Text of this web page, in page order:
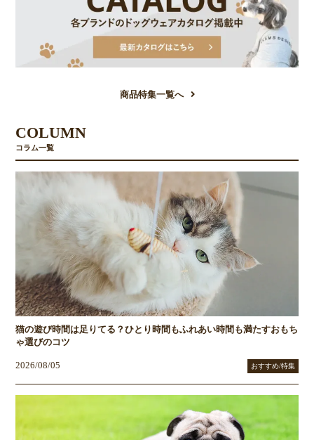
商品特集一覧へ
COLUMN
コラム一覧
猫の遊び時間は足りてる？ひとり時間もふれあい時間も満たすおもち
ゃ選びのコツ
2026/08/05 おすすめ/特集